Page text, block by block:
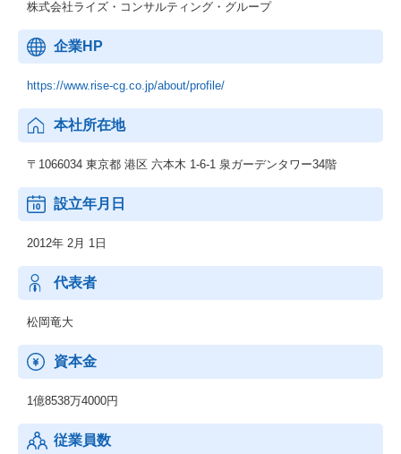
株式会社ライズ・コンサルティング・グループ
企業HP
https://www.rise-cg.co.jp/about/profile/
本社所在地
〒1066034 東京都 港区 六本木 1-6-1 泉ガーデンタワー34階
設立年月日
2012年 2月 1日
代表者
松岡竜大
資本金
1億8538万4000円
従業員数